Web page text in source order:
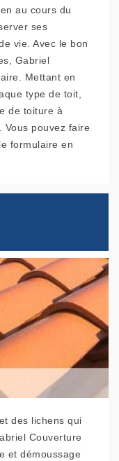
au cours du
ses
vie. Avec le bon
Gabriel
Mettant en
type de toit,
de toiture à
Vous pouvez faire
formulaire en
des lichens qui
Couverture
et démoussage